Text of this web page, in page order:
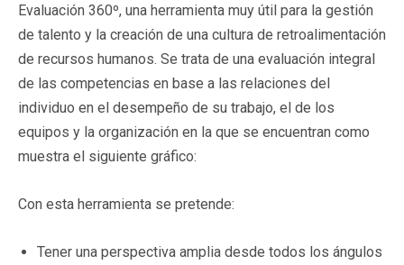
Evaluación 360º, una herramienta muy útil para la gestión
de talento y la creación de una cultura de retroalimentación
de recursos humanos. Se trata de una evaluación integral
de las competencias en base a las relaciones del
individuo en el desempeño de su trabajo, el de los
equipos y la organización en la que se encuentran como
muestra el siguiente gráfico:
Con esta herramienta se pretende:
Tener una perspectiva amplia desde todos los ángulos